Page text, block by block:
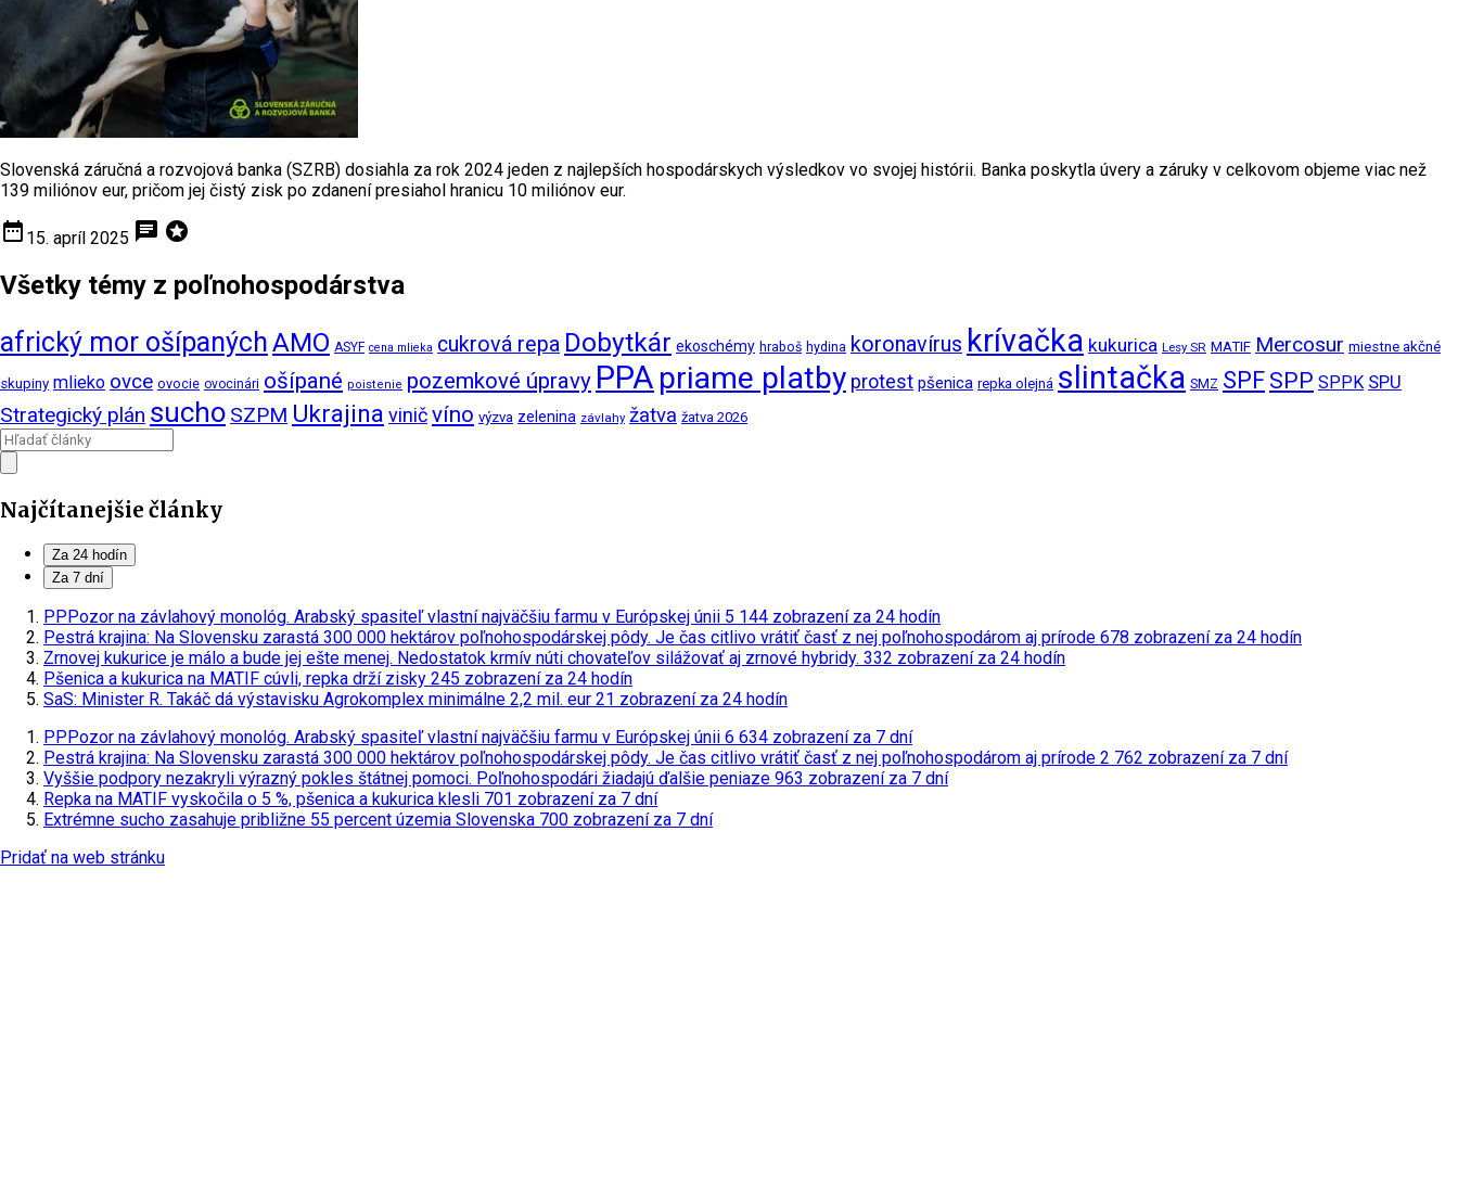
Slovenská záručná a rozvojová banka (SZRB) dosiahla za rok 2024 jeden z najlepších hospodárskych výsledkov vo svojej histórii. Banka poskytla úvery a záruky v celkovom objeme viac než
139 miliónov eur, pričom jej čistý zisk po zdanení presiahol hranicu 10 miliónov eur.
date_range 15. apríl 2025 chat stars
Všetky témy z poľnohospodárstva
africký mor ošípanýchAMO ASYF cena mlieka cukrová repa Dobytkár ekoschémy hraboš hydina koronavírus krívačka kukurica Lesy SR MATIF Mercosur miestne akčné
skupiny mlieko ovce ovocie ovocinári ošípané poistenie pozemkové úpravy PPA priame platby protest pšenica repka olejná slintačka SMZ SPF SPP SPPK SPU
Strategický plán sucho SZPM Ukrajina viničvíno výzva zelenina závlahy žatva žatva 2026
Najčítanejšie články
Za 24 hodín
Za 7 dní
PPPozor na závlahový monológ. Arabský spasiteľ vlastní najväčšiu farmu v Európskej únii 5 144 zobrazení za 24 hodín
Pestrá krajina: Na Slovensku zarastá 300 000 hektárov poľnohospodárskej pôdy. Je čas citlivo vrátiť časť z nej poľnohospodárom aj prírode 678 zobrazení za 24 hodín
Zrnovej kukurice je málo a bude jej ešte menej. Nedostatok krmív núti chovateľov silážovať aj zrnové hybridy. 332 zobrazení za 24 hodín
Pšenica a kukurica na MATIF cúvli, repka drží zisky 245 zobrazení za 24 hodín
SaS: Minister R. Takáč dá výstavisku Agrokomplex minimálne 2,2 mil. eur 21 zobrazení za 24 hodín
PPPozor na závlahový monológ. Arabský spasiteľ vlastní najväčšiu farmu v Európskej únii 6 634 zobrazení za 7 dní
Pestrá krajina: Na Slovensku zarastá 300 000 hektárov poľnohospodárskej pôdy. Je čas citlivo vrátiť časť z nej poľnohospodárom aj prírode 2 762 zobrazení za 7 dní
Vyššie podpory nezakryli výrazný pokles štátnej pomoci. Poľnohospodári žiadajú ďalšie peniaze 963 zobrazení za 7 dní
Repka na MATIF vyskočila o 5 %, pšenica a kukurica klesli 701 zobrazení za 7 dní
Extrémne sucho zasahuje približne 55 percent územia Slovenska 700 zobrazení za 7 dní
Pridať na web stránku